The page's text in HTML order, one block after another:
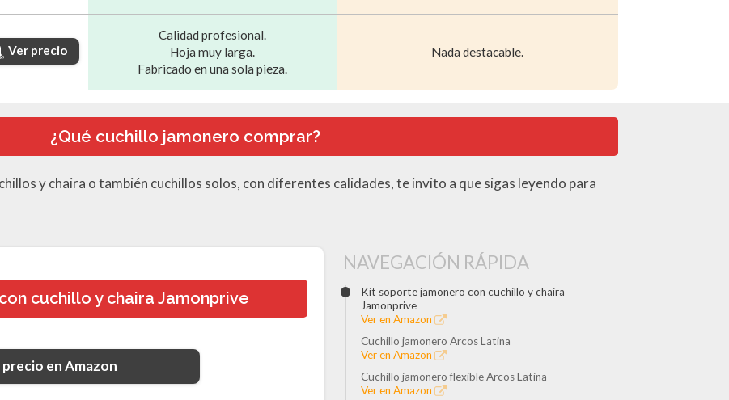
Ver precio
Calidad profesional.
Hoja muy larga.
Fabricado en una sola pieza.
Nada destacable.
¿Qué cuchillo jamonero comprar?
y chaira o también cuchillos solos, con diferentes calidades, te invito a que sigas leyendo para
NAVEGACIÓN RÁPIDA
Kit soporte jamonero con cuchillo y chaira
Jamonprive
Ver en Amazon
Cuchillo jamonero Arcos Latina
Ver en Amazon
Cuchillo jamonero flexible Arcos Latina
Ver en Amazon
cuchillo y chaira Jamonprive
precio en Amazon